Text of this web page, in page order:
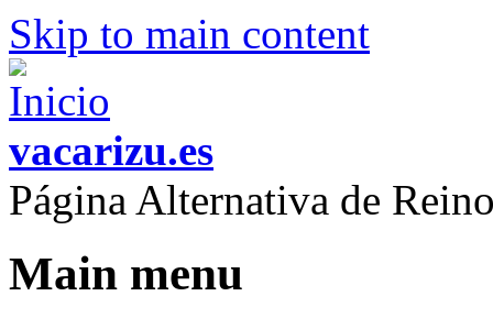
Skip to main content
vacarizu.es
Página Alternativa de
Main menu